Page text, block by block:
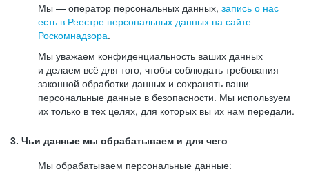
Мы — оператор персональных данных, запись о нас
есть в Реестре персональных данных на сайте
Роскомнадзора.
Мы уважаем конфиденциальность ваших данных
и делаем всё для того, чтобы соблюдать требования
законной обработки данных и сохранять ваши
персональные данные в безопасности. Мы используем
их только в тех целях, для которых вы их нам передали.
3. Чьи данные мы обрабатываем и для чего
Мы обрабатываем персональные данные: